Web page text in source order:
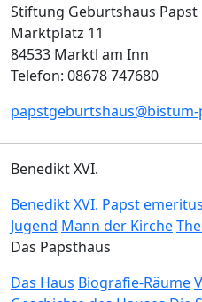
Stiftung Geburtshaus Papst
Marktplatz 11
84533 Marktl am Inn
Telefon: 08678 747680
papstgeburtshaus@bistum-
Benedikt XVI.
Benedikt XVI. Papst emeritus
Jugend Mann der Kirche
Das Papsthaus
Das Haus Biografie-Räume